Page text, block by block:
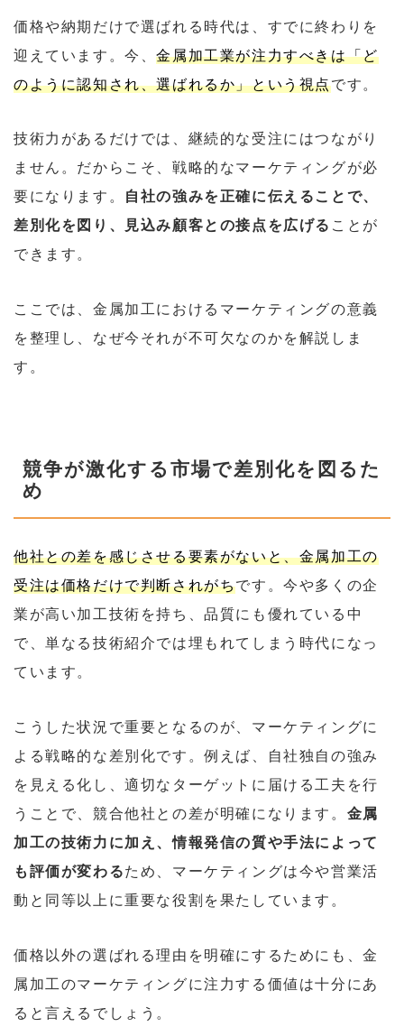
価格や納期だけで選ばれる時代は、すでに終わりを
迎えています。今、金属加工業が注力すべきは「ど
のように認知され、選ばれるか」という視点です。
技術力があるだけでは、継続的な受注にはつながり
ません。だからこそ、戦略的なマーケティングが必
要になります。 自社の強みを正確に伝えることで、
差別化を図り、見込み顧客との接点を広げる ことが
できます。
ここでは、金属加工におけるマーケティングの意義
を整理し、なぜ今それが不可欠なのかを解説しま
す。
競争が激化する市場で差別化を図るた
め
他社との差を感じさせる要素がないと、金属加工の
受注は価格だけで判断されがちです。今や多くの企
業が高い加工技術を持ち、品質にも優れている中
で、単なる技術紹介では埋もれてしまう時代になっ
ています。
こうした状況で重要となるのが、マーケティングに
よる戦略的な差別化です。例えば、自社独自の強み
を見える化し、適切なターゲットに届ける工夫を行
うことで、競合他社との差が明確になります。 金属
加工の技術力に加え、情報発信の質や手法によって
も評価が変わるため、マーケティングは今や営業活
動と同等以上に重要な役割を果たしています。
価格以外の選ばれる理由を明確にするためにも、金
属加工のマーケティングに注力する価値は十分にあ
ると言えるでしょう。